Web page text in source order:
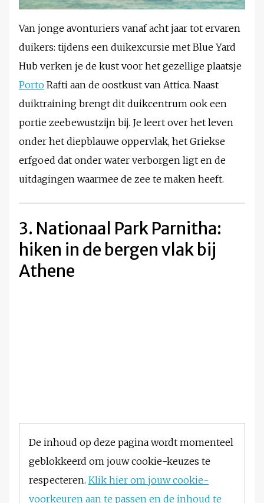
Van jonge avonturiers vanaf acht jaar tot ervaren
duikers: tijdens een duikexcursie met Blue Yard
Hub verken je de kust voor het gezellige plaatsje
Porto Rafti aan de oostkust van Attica. Naast
duiktraining brengt dit duikcentrum ook een
portie zeebewustzijn bij. Je leert over het leven
onder het diepblauwe oppervlak, het Griekse
erfgoed dat onder water verborgen ligt en de
uitdagingen waarmee de zee te maken heeft.
3. Nationaal Park Parnitha:
hiken in de bergen vlak bij
Athene
De inhoud op deze pagina wordt momenteel
geblokkeerd om jouw cookie-keuzes te
respecteren. Klik hier om jouw cookie-
voorkeuren aan te passen en de inhoud te